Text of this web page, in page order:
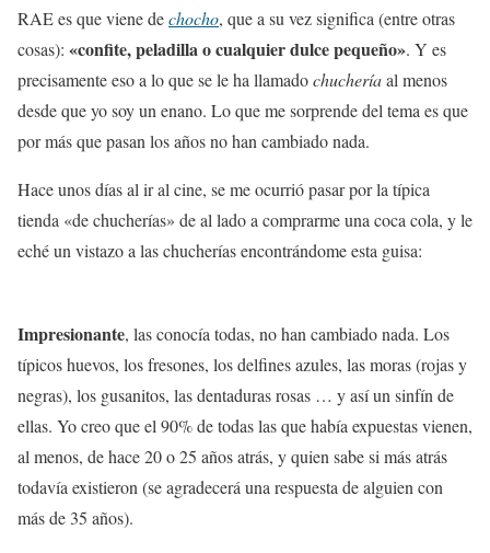
RAE es que viene dechocho, que a su vez significa (entre otras
cosas): «confite, peladilla o cualquier dulce pequeño». Y es
precisamente eso a lo que se le ha llamadochucheríaal menos
desde que yo soy un enano. Lo que me sorprende del tema es que
por más que pasan los años no han cambiado nada.
Hace unos días al ir al cine, se me ocurrió pasar por la típica
tienda «de chucherías» de al lado a comprarme una coca cola, y le
eché un vistazo a las chucherías encontrándome esta guisa:
Impresionante, las conocía todas, no han cambiado nada. Los
típicos huevos, los fresones, los delfines azules, las moras (rojas y
negras), los gusanitos, las dentaduras rosas … y así un sinfín de
ellas. Yo creo que el 90% de todas las que había expuestas vienen,
al menos, de hace 20 o 25 años atrás, y quien sabe si más atrás
todavía existieron (se agradecerá una respuesta de alguien con
más de 35 años).